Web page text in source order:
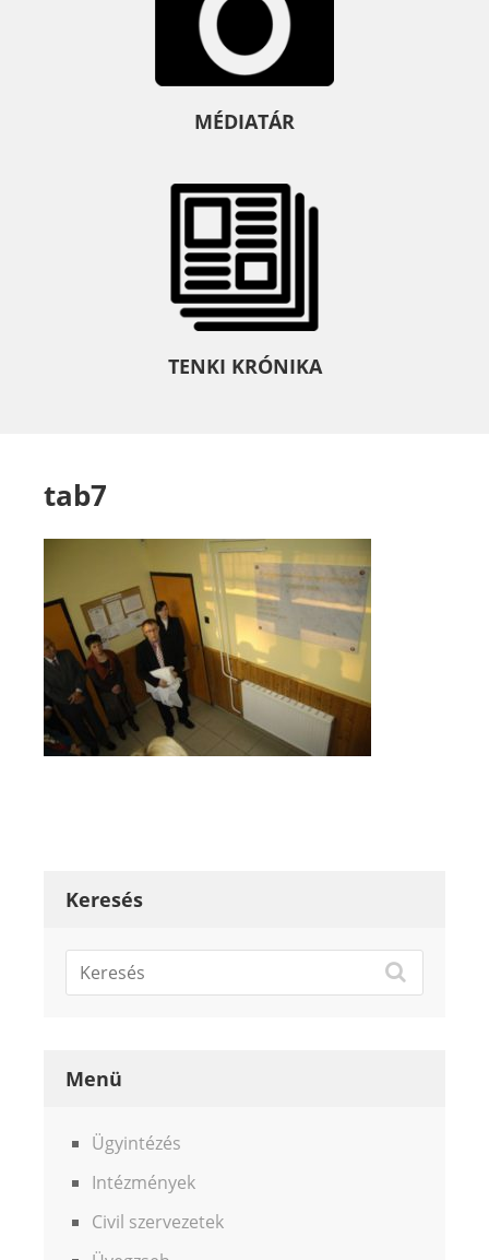
MÉDIATÁR
TENKI KRÓNIKA
tab7
Keresés
Menü
Ügyintézés
Intézmények
Civil szervezetek